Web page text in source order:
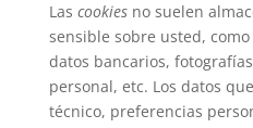
Las cookiesno suelen
sensible sobre usted,
datos bancarios,
personal, etc. Los datos
técnico, preferencias